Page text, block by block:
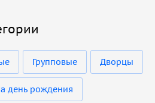
Групповые Дворцы
день рождения